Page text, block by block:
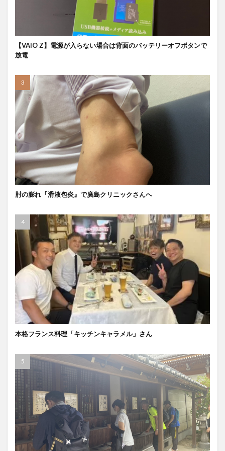
【VAIO Z】電源が入らない場合は背面のバッテリーオフボタンで
放電
肘の膨れ『滑液包炎』で廣島クリニックさんへ
本格フランス料理「キッチンキャラメル」さん